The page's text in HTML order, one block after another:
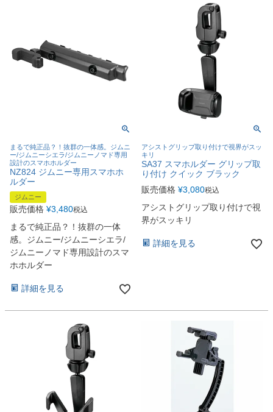
まるで純正品？！抜群の一体感。ジムニ
ー/ジムニーシエラ/ジムニーノマド専用
設計のスマホホルダー
NZ824 ジムニー専用スマホホ
ルダー
ジムニー
販売価格 ¥3,480税込
まるで純正品？！抜群の一体
感。ジムニー/ジムニーシエラ/
ジムニーノマド専用設計のスマ
ホホルダー
詳細を見る
アシストグリップ取り付けで視界がスッ
キリ
SA37 スマホルダー グリップ取
り付け クイック ブラック
販売価格 ¥3,080税込
アシストグリップ取り付けで視
界がスッキリ
詳細を見る